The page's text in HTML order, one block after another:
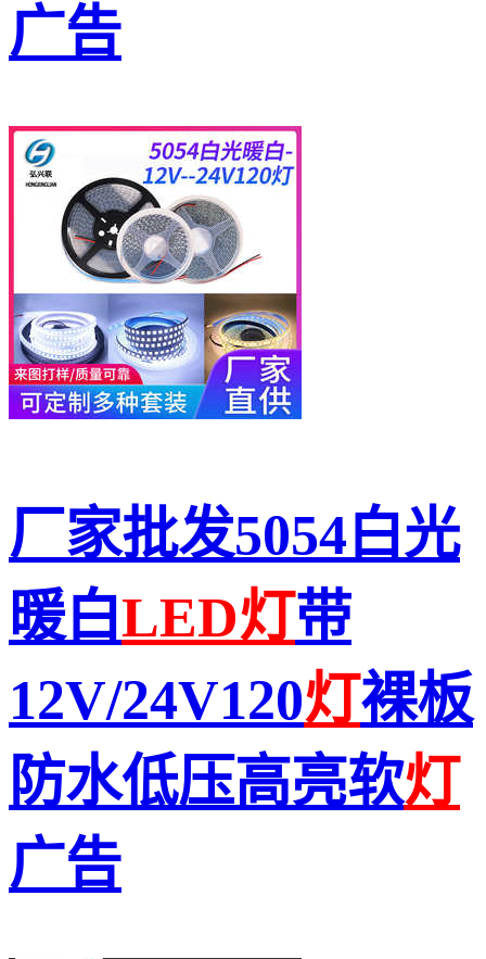
广告
厂家批发5054白光
暖白LED灯带
12V/24V120灯裸板
防水低压高亮软灯
广告